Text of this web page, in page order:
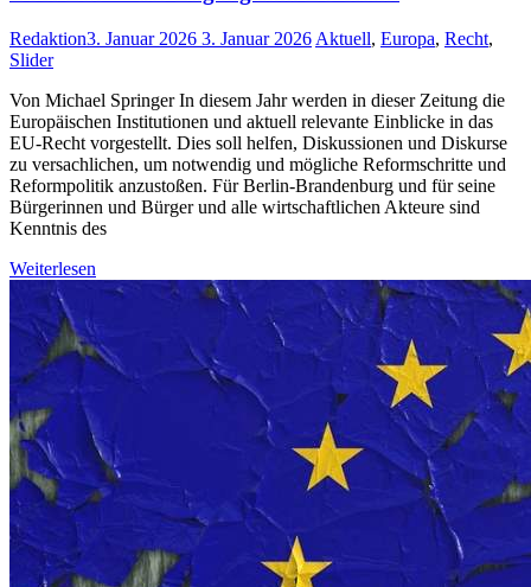
Redaktion3. Januar 2026 3. Januar 2026 Aktuell, Europa, Recht,
Slider
Von Michael Springer In diesem Jahr werden in dieser Zeitung die
Europäischen Institutionen und aktuell relevante Einblicke in das
EU-Recht vorgestellt. Dies soll helfen, Diskussionen und Diskurse
zu versachlichen, um notwendig und mögliche Reformschritte und
Reformpolitik anzustoßen. Für Berlin-Brandenburg und für seine
Bürgerinnen und Bürger und alle wirtschaftlichen Akteure sind
Kenntnis des
Weiterlesen